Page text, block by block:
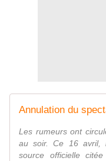
Les rumeurs ont
au soir. Ce 16 avril,
source officielle